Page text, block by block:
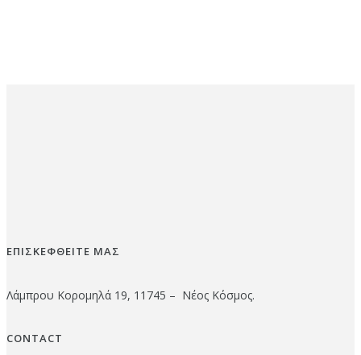
ΕΠΙΣΚΕΦΘΕΙΤΕ ΜΑΣ
Λάμπρου Κορομηλά 19, 11745 – Νέος Κόσμος.
CONTACT